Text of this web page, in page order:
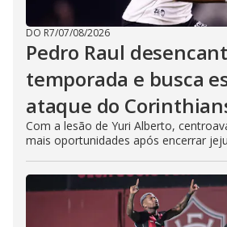
DO R7/07/08/2026
Pedro Raul
temporada e busca
ataque do
Com a lesão de Yuri Alberto,
mais oportunidades após encerrar